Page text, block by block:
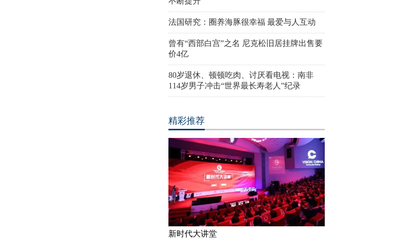
法国研究：圈养海豚很幸福 最爱与人互动
曾有“西部白宫”之名 尼克松旧居挂牌出售要
价4亿
80岁退休、顿顿吃肉、讨厌看电视：南非
114岁男子冲击“世界最长寿老人”纪录
精彩推荐
新时代大讲堂